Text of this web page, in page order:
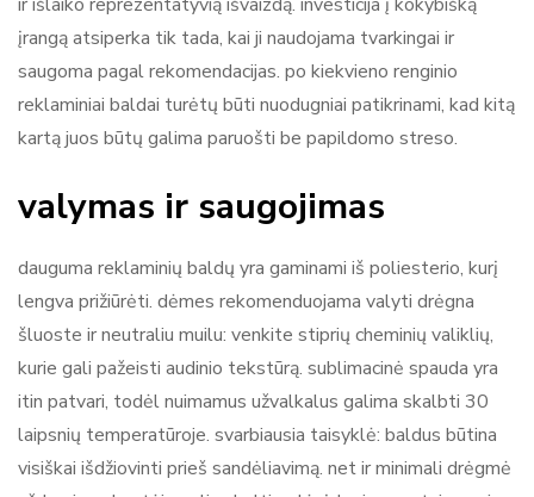
įrangą atsiperka tik tada, kai ji naudojama tvarkingai ir
saugoma pagal rekomendacijas. po kiekvieno renginio
reklaminiai baldai turėtų būti nuodugniai patikrinami, kad kitą
kartą juos būtų galima paruošti be papildomo streso.
valymas ir saugojimas
dauguma reklaminių baldų yra gaminami iš poliesterio, kurį
lengva prižiūrėti. dėmes rekomenduojama valyti drėgna
šluoste ir neutraliu muilu: venkite stiprių cheminių valiklių,
kurie gali pažeisti audinio tekstūrą. sublimacinė spauda yra
itin patvari, todėl nuimamus užvalkalus galima skalbti 30
laipsnių temperatūroje. svarbiausia taisyklė: baldus būtina
visiškai išdžiovinti prieš sandėliavimą. net ir minimali drėgmė